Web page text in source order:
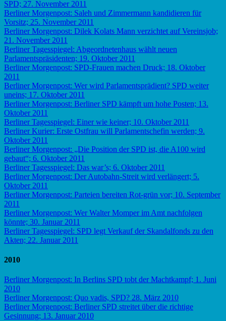
SPD; 27. November 2011
Berliner Morgenpost: Saleh und Zimmermann kandidieren für
Vorsitz; 25. November 2011
Berliner Morgenpost: Dilek Kolats Mann verzichtet auf Vereinsjob;
21. November 2011
Berliner Tagesspiegel: Abgeordnetenhaus wählt neuen
Parlamentspräsidenten; 19. Oktober 2011
Berliner Morgenpost: SPD-Frauen machen Druck; 18. Oktober
2011
Berliner Morgenpost: Wer wird Parlamentsprädient? SPD weiter
uneins; 17. Oktober 2011
Berliner Morgenpost: Berliner SPD kämpft um hohe Posten; 13.
Oktober 2011
Berliner Tagesspiegel: Einer wie keiner; 10. Oktober 2011
Berliner Kurier: Erste Ostfrau will Parlamentschefin werden; 9.
Oktober 2011
Berliner Morgenpost: „Die Position der SPD ist, die A100 wird
gebaut“; 6. Oktober 2011
Berliner Tagesspiegel: Das war’s; 6. Oktober 2011
Berliner Morgenpost: Der Autobahn-Streit wird verlängert; 5.
Oktober 2011
Berliner Morgenpost: Parteien bereiten Rot-grün vor; 10. September
2011
Berliner Morgenpost: Wer Walter Momper im Amt nachfolgen
könnte; 30. Januar 2011
Berliner Tagesspiegel: SPD legt Verkauf der Skandalfonds zu den
Akten; 22. Januar 2011
2010
Berliner Morgenpost: In Berlins SPD tobt der Machtkampf; 1. Juni
2010
Berliner Morgenpost: Quo vadis, SPD? 28. März 2010
Berliner Morgenpost: Berliner SPD streitet über die richtige
Gesinnung; 13. Januar 2010